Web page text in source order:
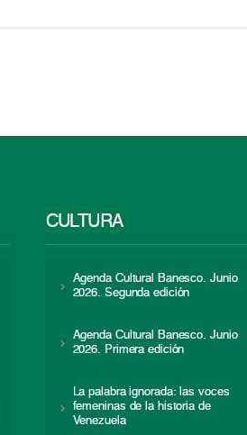
CULTURA
Agenda Cultural Banesco. Junio
2026. Segunda edición
Agenda Cultural Banesco. Junio
2026. Primera edición
La palabra ignorada: las voces
femeninas de la historia de
Venezuela